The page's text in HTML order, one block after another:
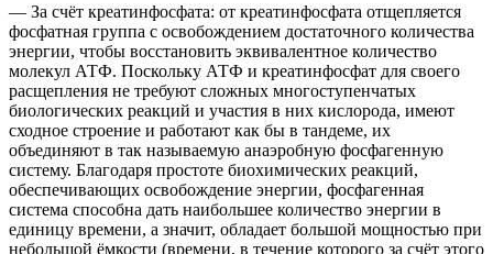
— За счёт креатинфосфата: от креатинфосфата отщепляется
фосфатная группа с освобождением достаточного количества
энергии, чтобы восстановить эквивалентное количество
молекул АТФ. Поскольку АТФ и креатинфосфат для своего
расщепления не требуют сложных многоступенчатых
биологических реакций и участия в них кислорода, имеют
сходное строение и работают как бы в тандеме, их
объединяют в так называемую анаэробную фосфагенную
систему. Благодаря простоте биохимических реакций,
обеспечивающих освобождение энергии, фосфагенная
система способна дать наибольшее количество энергии в
единицу времени, а значит, обладает большой мощностью при
небольшой ёмкости (времени, в течение которого за счёт этого